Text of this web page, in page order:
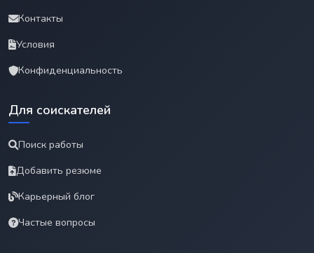
Контакты
Условия
Конфиденциальность
Для соискателей
Поиск работы
Добавить резюме
Карьерный блог
Частые вопросы